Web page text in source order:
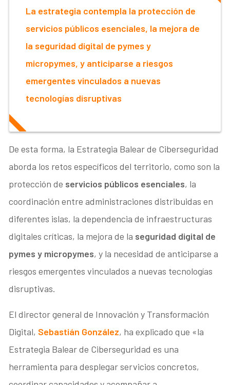
La estrategia contempla la protección de
servicios públicos esenciales, la mejora de
la seguridad digital de pymes y
micropymes, y anticiparse a riesgos
emergentes vinculados a nuevas
tecnologías disruptivas
De esta forma, la Estrategia Balear de Ciberseguridad
aborda los retos específicos del territorio, como son la
protección de servicios públicos esenciales, la
coordinación entre administraciones distribuidas en
diferentes islas, la dependencia de infraestructuras
digitales críticas, la mejora de la seguridad digital de
pymes y micropymes, y la necesidad de anticiparse a
riesgos emergentes vinculados a nuevas tecnologías
disruptivas.
El director general de Innovación y Transformación
Digital, Sebastián González, ha explicado que «la
Estrategia Balear de Ciberseguridad es una
herramienta para desplegar servicios concretos,